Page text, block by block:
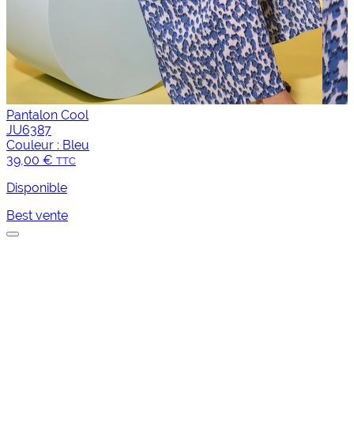
Pantalon Cool
JU6387
Couleur : Bleu
39,00 € TTC
Disponible
Best vente